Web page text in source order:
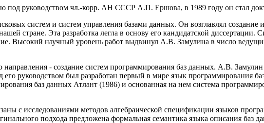
под руководством чл.-корр. АН СССР А.П. Ершова, в 1989 году он стал
систем и систем управления базами данных. Он возглавлял
стране. Эта разработка легла в основу его кандидатской диссертации.
Высокий научный уровень работ выдвинул А.В. Замулина в число
направления - создание систем программирования баз данных. А.В.
руководством был разработан первый в мире язык программирования
баз данных Атлант (1986) и основанная на нем система
с исследованиями методов алгебраической спецификации языков
подхода предложена формальная семантика языка описания баз